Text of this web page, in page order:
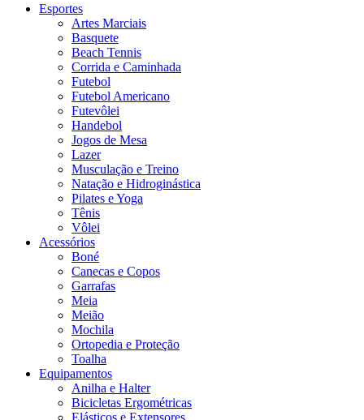
Esportes
Artes Marciais
Basquete
Beach Tennis
Corrida e Caminhada
Futebol
Futebol Americano
Futevôlei
Handebol
Jogos de Mesa
Lazer
Musculação e Treino
Natação e Hidroginástica
Pilates e Yoga
Tênis
Vôlei
Acessórios
Boné
Canecas e Copos
Garrafas
Meia
Meião
Mochila
Ortopedia e Proteção
Toalha
Equipamentos
Anilha e Halter
Bicicletas Ergométricas
Elásticos e Extensores